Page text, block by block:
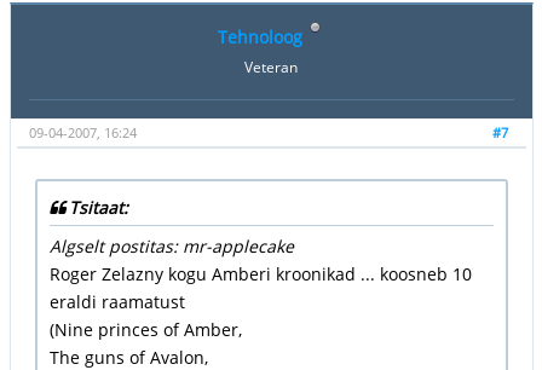
Tehnoloog
Veteran
#7
09-04-2007, 16:24
Tsitaat:
Algselt postitas: mr-applecake
Roger Zelazny kogu Amberi kroonikad ... koosneb 10
eraldi raamatust
(Nine princes of Amber,
The guns of Avalon,